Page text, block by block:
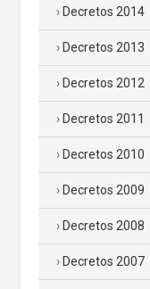
Decretos 2014
Decretos 2013
Decretos 2012
Decretos 2011
Decretos 2010
Decretos 2009
Decretos 2008
Decretos 2007